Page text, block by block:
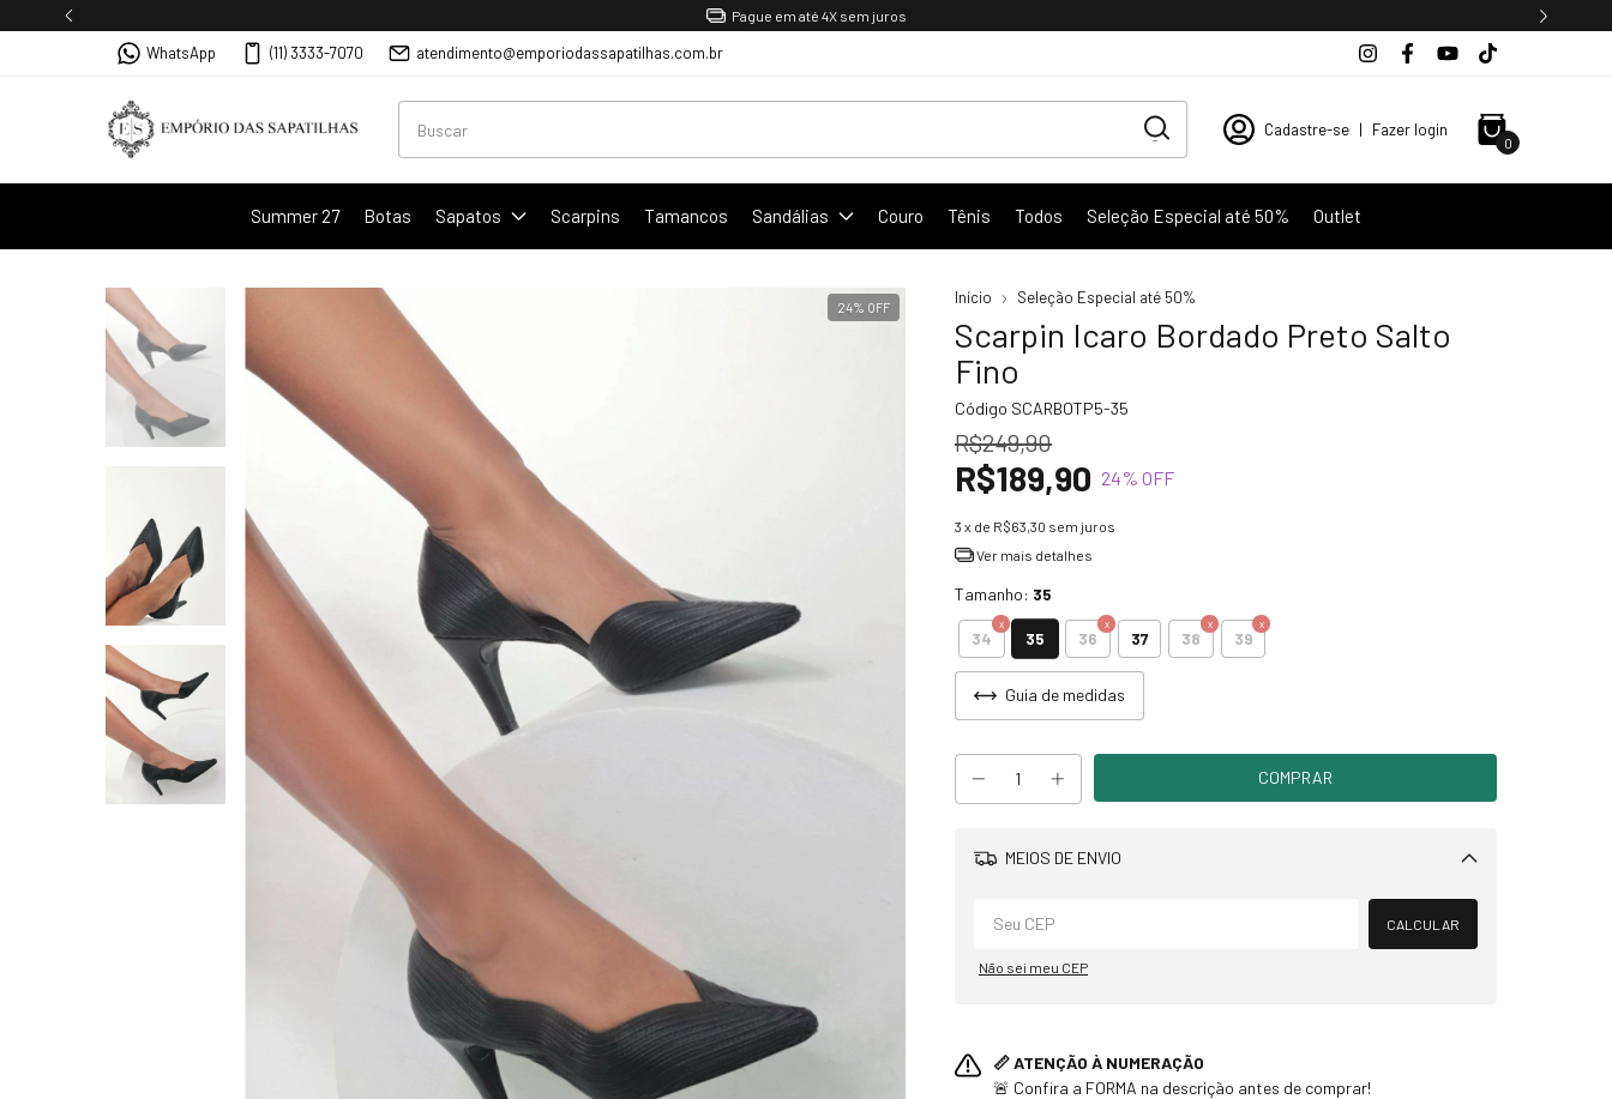
Pague em até 4X sem juros
WhatsApp (11) 3333-7070 atendimento@emporiodassapatilhas.com.br
Cadastre-se | Fazer login
0
Summer 27 Botas Sapatos Scarpins Tamancos Sandálias Couro Tênis Todos Seleção Especial até 50% Outlet
24% OFF
Início Seleção Especial até 50%
Scarpin Icaro Bordado Preto Salto
Fino
Código SCARBOTP5-35
R$249,90
R$189,90 24% OFF
3 x de R$63,30 sem juros
Ver mais detalhes
Tamanho: 35
34 35 36 37 38 39
Guia de medidas
MEIOS DE ENVIO
Alterar CEP
CALCULAR
Não sei meu CEP
📏 ATENÇÃO À NUMERAÇÃO
🚨 Confira a FORMA na descrição antes de comprar!